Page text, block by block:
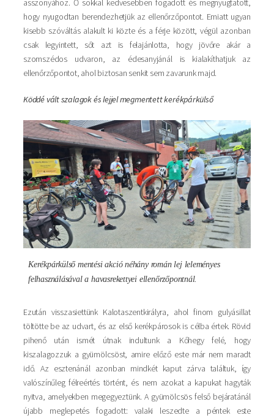
asszonyához. Ő sokkal kedvesebben fogadott és megnyugtatott,
hogy nyugodtan berendezhetjük az ellenőrzőpontot. Emiatt ugyan
kisebb szóváltás alakult ki közte és a férje között, végül azonban
csak legyintett, sőt azt is felajánlotta, hogy jövőre akár a
szomszédos udvaron, az édesanyjánál is kialakíthatjuk az
ellenőrzőpontot, ahol biztosan senkit sem zavarunk majd.
Köddé vált szalagok és lejjel megmentett kerékpárkülső
Kép
Kerékpárkülső mentési akció néhány román lej leleményes
felhasználásával a havasrekettyei ellenőrzőpontnál.
Ezután visszasiettünk Kalotaszentkirályra, ahol finom gulyásillat
töltötte be az udvart, és az első kerékpárosok is célba értek. Rövid
pihenő után ismét útnak indultunk a Kőhegy felé, hogy
kiszalagozzuk a gyümölcsöst, amire előző este már nem maradt
idő. Az esztenánál azonban mindkét kaput zárva találtuk, így
valószínűleg félreértés történt, és nem azokat a kapukat hagyták
nyitva, amelyekben megegyeztünk. A gyümölcsös felső bejáratánál
újabb meglepetés fogadott: valaki leszedte a péntek este